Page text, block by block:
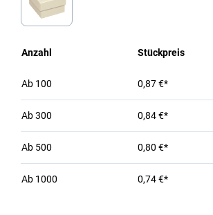
Anzahl Stückpreis
Ab 100 0,87 €*
Ab300 0,84 €*
Ab 500 0,80 €*
Ab 1000 0,74 €*